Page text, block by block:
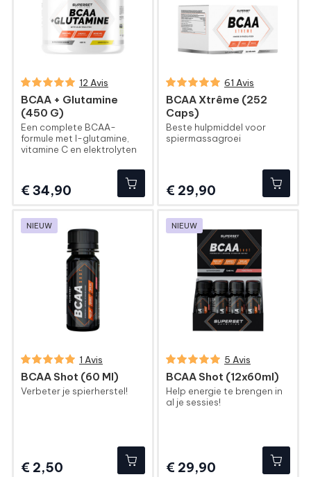
12 Avis
BCAA + Glutamine
(450 G)
Een complete BCAA-
formule met l-glutamine,
vitamine C en elektrolyten
€ 34,90
61 Avis
BCAA Xtrême (252
Caps)
Beste hulpmiddel voor
spiermassagroei
€ 29,90
NIEUW
1 Avis
BCAA Shot (60 Ml)
Verbeter je spierherstel!
€ 2,50
NIEUW
5 Avis
BCAA Shot (12x60ml)
Help energie te brengen in
al je sessies!
€ 29,90